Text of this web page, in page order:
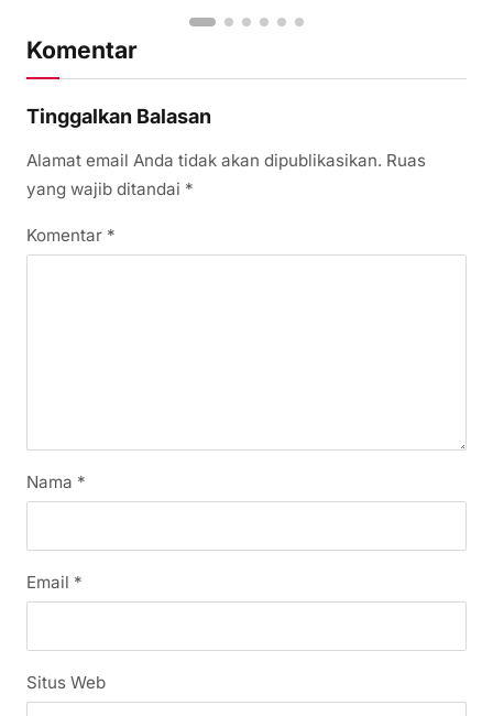
Komentar
Tinggalkan Balasan
Alamat email Anda tidak akan dipublikasikan. Ruas
yang wajib ditandai *
Komentar *
Nama *
Email *
Situs Web